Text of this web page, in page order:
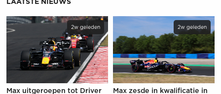
LAATSTE NIEUWS
2w geleden
Max uitgeroepen tot Driver
2w geleden
Max zesde in kwalificatie in